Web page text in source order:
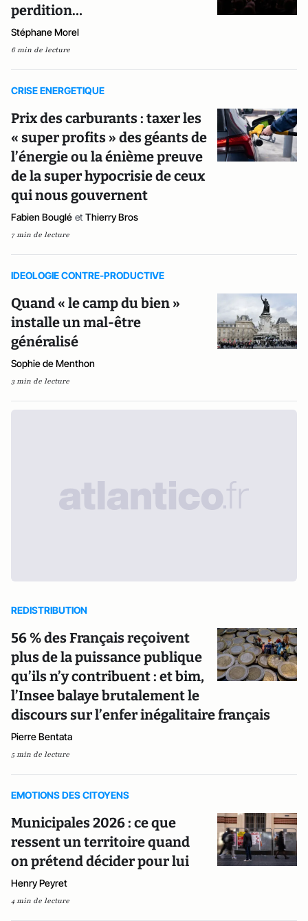
perdition…
Stéphane Morel
6 min de lecture
CRISE ENERGETIQUE
Prix des carburants : taxer les
« super profits » des géants de
l’énergie ou la énième preuve
de la super hypocrisie de ceux
qui nous gouvernent
Fabien Bouglé et Thierry Bros
7 min de lecture
IDEOLOGIE CONTRE-PRODUCTIVE
Quand « le camp du bien »
installe un mal-être
généralisé
Sophie de Menthon
3 min de lecture
REDISTRIBUTION
56 % des Français reçoivent
plus de la puissance publique
qu’ils n’y contribuent : et bim,
l’Insee balaye brutalement le
discours sur l’enfer inégalitaire français
Pierre Bentata
5 min de lecture
EMOTIONS DES CITOYENS
Municipales 2026 : ce que
ressent un territoire quand
on prétend décider pour lui
Henry Peyret
4 min de lecture